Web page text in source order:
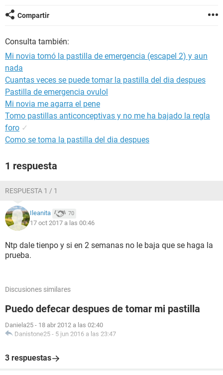
Compartir
Consulta también:
Mi novia tomó la pastilla de emergencia (escapel 2) y aun
nada
Cuantas veces se puede tomar la pastilla del dia despues
Pastilla de emergencia ovulol
Mi novia me agarra el pene
Tomo pastillas anticonceptivas y no me ha bajado la regla
foro ✓
Como se toma la pastilla del dia despues
1 respuesta
RESPUESTA 1 / 1
Ileanita 70
17 oct 2017 a las 00:46
Ntp dale tienpo y si en 2 semanas no le baja que se haga la
prueba.
Discusiones similares
Puedo defecar despues de tomar mi pastilla
Daniela25 - 18 abr 2012 a las 02:40
Danistone25 - 5 jun 2016 a las 23:47
3 respuestas